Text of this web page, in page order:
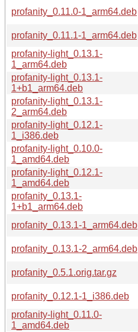
profanity_0.11.0-1_arm64.deb
profanity_0.11.1-1_arm64.deb
profanity-light_0.13.1-
1_arm64.deb
profanity-light_0.13.1-
1+b1_arm64.deb
profanity-light_0.13.1-
2_arm64.deb
profanity-light_0.12.1-
1_i386.deb
profanity-light_0.10.0-
1_amd64.deb
profanity-light_0.12.1-
1_amd64.deb
profanity_0.13.1-
1+b1_arm64.deb
profanity_0.13.1-1_arm64.deb
profanity_0.13.1-2_arm64.deb
profanity_0.5.1.orig.tar.gz
profanity_0.12.1-1_i386.deb
profanity-light_0.11.0-
1_amd64.deb